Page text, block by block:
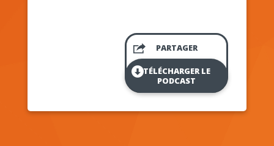
PARTAGER
TÉLÉCHARGER LE
PODCAST